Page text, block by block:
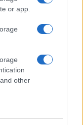
or app.
other